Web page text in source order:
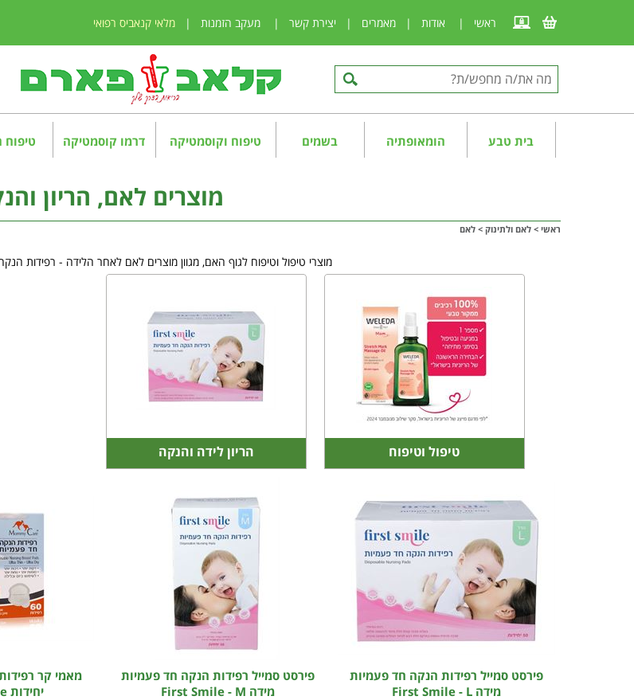
ראשי | אודות | מאמרים | יצירת קשר | מעקב הזמנות | מלאי קנאביס רפואי
בית טבע הומאופתיה בשמים טיפוח וקוסמטיקה דרמו קוסמטיקה
מוצרים לאם, הריון
ראשי > לאם ולתינוק > לאם
מוצרי טיפול וטיפוח לגוף האם, מגוון מוצרים לאם לאחר הלידה - רפידות
טיפול וטיפוח הריון לידה והנקה
פירסט סמייל רפידות הנקה חד פעמיות
מידה First Smile - L
פירסט סמייל רפידות הנקה חד פעמיות
מידה First Smile - M
יחידות Mommy Care